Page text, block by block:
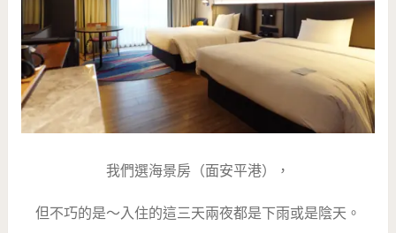
我們選海景房（面安平港），
但不巧的是～入住的這三天兩夜都是下雨或是陰天。